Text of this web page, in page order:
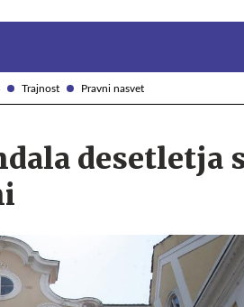
Trajnost Pravni nasvet
desetletja